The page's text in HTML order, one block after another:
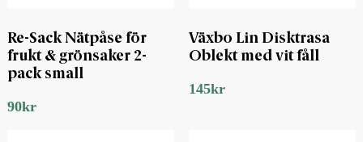
Re-Sack Nätpåse för
frukt & grönsaker 2-
pack small
90kr
Växbo Lin Disktrasa
Oblekt med vit fåll
145kr